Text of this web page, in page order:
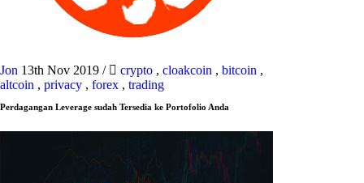
Jon 13th Nov 2019 / crypto , cloakcoin , bitcoin ,
altcoin , privacy , forex , trading
Perdagangan Leverage sudah Tersedia ke Portofolio Anda